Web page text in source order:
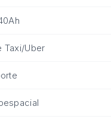
Taxi/Uber